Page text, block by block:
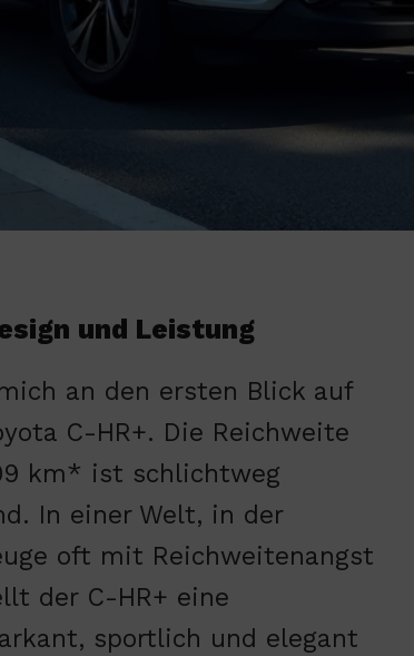
und Leistung
an den ersten Blick auf
C-HR+. Die Reichweite
km* ist schlichtweg
In einer Welt, in der
oft mit Reichweitenangst
der C-HR+ eine
sportlich und elegant